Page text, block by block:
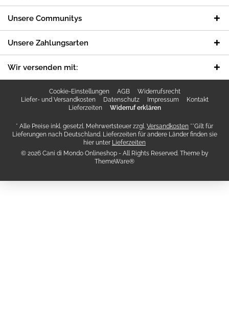
Unsere Communitys
Unsere Zahlungsarten
Wir versenden mit:
Cookie-Einstellungen AGB
Widerrufsrecht
Liefer- und Versandkosten
Datenschutz Impressum
Kontakt
Lieferzeiten
Widerruf erklären
* Alle Preise inkl. gesetzl. Mehrwertsteuer zzgl. Versandkosten **Gilt für
Lieferungen nach Deutschland. Lieferzeiten für andere Länder finden sie
hier unter Lieferzeiten
© 2026 Cani di Mondo Onlineshop - All Rights Reserved. Theme by
ThemeWare®